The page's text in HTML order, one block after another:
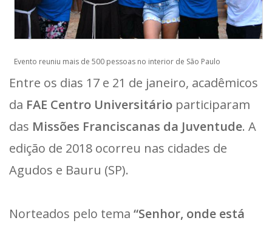
Evento reuniu mais de 500 pessoas no interior de São Paulo
Entre os dias 17 e 21 de janeiro, acadêmicos
da FAE Centro Universitário participaram
das Missões Franciscanas da Juventude. A
edição de 2018 ocorreu nas cidades de
Agudos e Bauru (SP).
Norteados pelo tema “Senhor, onde está